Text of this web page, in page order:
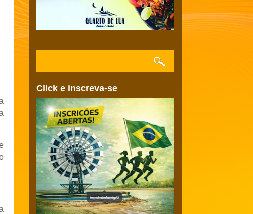
Click e inscreva-se